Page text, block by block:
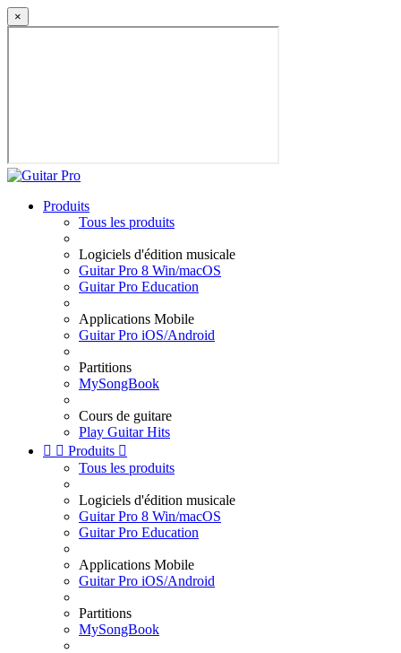
×
Produits
Tous les produits
Logiciels d'édition musicale
Guitar Pro 8 Win/macOS
Guitar Pro Education
Applications Mobile
Guitar Pro iOS/Android
Partitions
MySongBook
Cours de guitare
Play Guitar Hits
  Produits 
Tous les produits
Logiciels d'édition musicale
Guitar Pro 8 Win/macOS
Guitar Pro Education
Applications Mobile
Guitar Pro iOS/Android
Partitions
MySongBook